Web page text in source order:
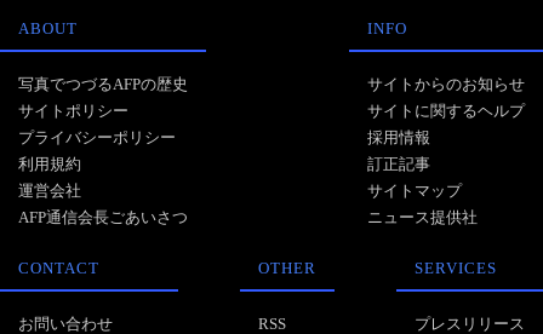
ABOUT
写真でつづるAFPの歴史
サイトポリシー
プライバシーポリシー
利用規約
運営会社
AFP通信会長ごあいさつ
INFO
サイトからのお知らせ
サイトに関するヘルプ
採用情報
訂正記事
サイトマップ
ニュース提供社
CONTACT
お問い合わせ
OTHER
RSS
SERVICES
プレスリリース